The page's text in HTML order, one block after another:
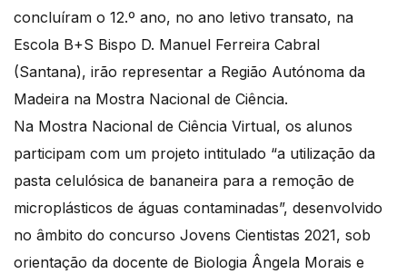
concluíram o 12.º ano, no ano letivo transato, na
Escola B+S Bispo D. Manuel Ferreira Cabral
(Santana), irão representar a Região Autónoma da
Madeira na Mostra Nacional de Ciência.
Na Mostra Nacional de Ciência Virtual, os alunos
participam com um projeto intitulado “a utilização da
pasta celulósica de bananeira para a remoção de
microplásticos de águas contaminadas”, desenvolvido
no âmbito do concurso Jovens Cientistas 2021, sob
orientação da docente de Biologia Ângela Morais e